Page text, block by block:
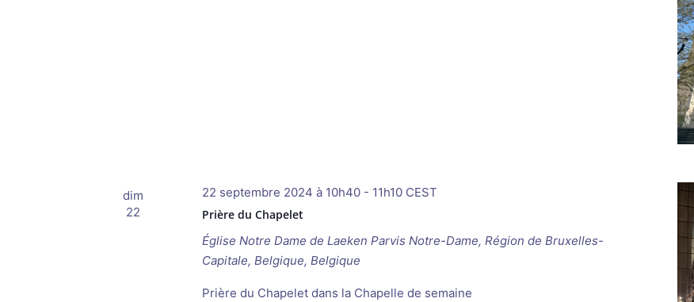
dim
22
Prière du Chapelet
22 septembre 2024 à 10h40- 11h10 CEST
Église Notre Dame de Laeken Parvis Notre-Dame, Région de Bruxelles-
Capitale, Belgique, Belgique
Prière du Chapelet dans la Chapelle de semaine